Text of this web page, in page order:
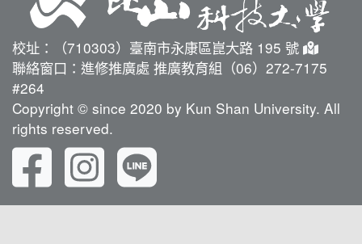
校址：（710303）臺南市永康區崑大路 195 號
聯絡窗口：進修推廣處 推廣教育組（06）272-7175
#264
Copyright © since 2020 by Kun Shan University. All
rights reserved.